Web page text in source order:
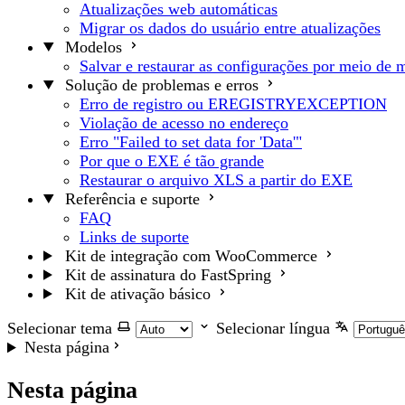
Atualizações web automáticas
Migrar os dados do usuário entre atualizações
Modelos
Salvar e restaurar as configurações por meio de
Solução de problemas e erros
Erro de registro ou EREGISTRYEXCEPTION
Violação de acesso no endereço
Erro "Failed to set data for 'Data'"
Por que o EXE é tão grande
Restaurar o arquivo XLS a partir do EXE
Referência e suporte
FAQ
Links de suporte
Kit de integração com WooCommerce
Kit de assinatura do FastSpring
Kit de ativação básico
Selecionar tema
Selecionar língua
Nesta página
Nesta página